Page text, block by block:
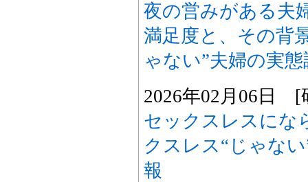
夜の営みがある夫
満足度と、その背
ゃない”夫婦の実
2026年02月06日 [
セックスレスにな
クスレス“じゃな
報